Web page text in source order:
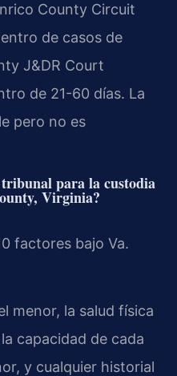
County Circuit
de casos de
J&DR Court
de 21-60 días. La
pero no es
para la custodia
Virginia?
factores bajo Va.
menor, la salud física
capacidad de cada
y cualquier historial